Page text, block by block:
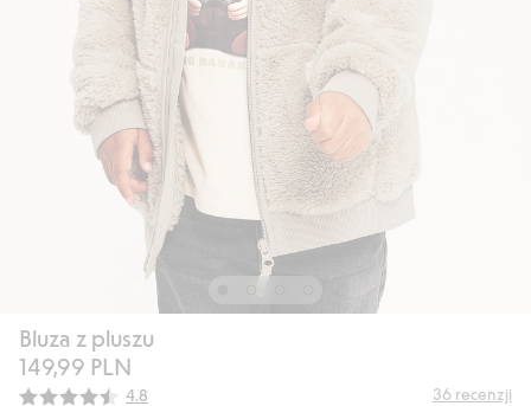
Bluza z pluszu
149,99 PLN
Średnia ocena:
4.8 36 recenzji